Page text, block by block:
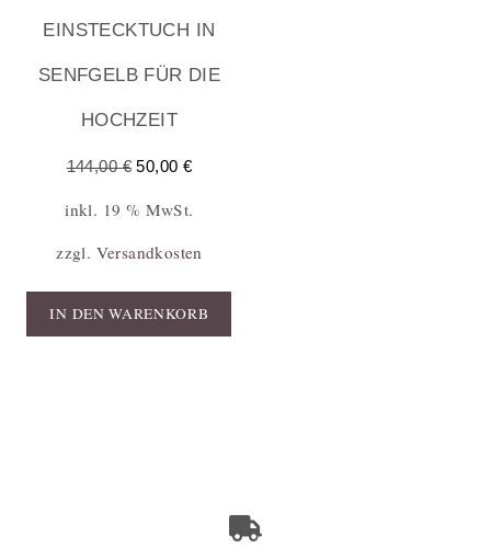
EINSTECKTUCH IN
SENFGELB FÜR DIE
HOCHZEIT
144,00€ 50,00 €
inkl. 19 % MwSt.
zzgl. Versandkosten
IN DEN WARENKORB